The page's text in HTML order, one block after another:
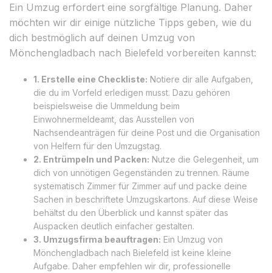
Ein Umzug erfordert eine sorgfältige Planung. Daher
möchten wir dir einige nützliche Tipps geben, wie du
dich bestmöglich auf deinen Umzug von
Mönchengladbach nach Bielefeld vorbereiten kannst:
1. Erstelle eine Checkliste: Notiere dir alle Aufgaben,
die du im Vorfeld erledigen musst. Dazu gehören
beispielsweise die Ummeldung beim
Einwohnermeldeamt, das Ausstellen von
Nachsendeanträgen für deine Post und die Organisation
von Helfern für den Umzugstag.
2. Entrümpeln und Packen: Nutze die Gelegenheit, um
dich von unnötigen Gegenständen zu trennen. Räume
systematisch Zimmer für Zimmer auf und packe deine
Sachen in beschriftete Umzugskartons. Auf diese Weise
behältst du den Überblick und kannst später das
Auspacken deutlich einfacher gestalten.
3. Umzugsfirma beauftragen: Ein Umzug von
Mönchengladbach nach Bielefeld ist keine kleine
Aufgabe. Daher empfehlen wir dir, professionelle